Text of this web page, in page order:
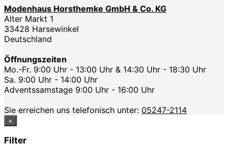
Modenhaus Horsthemke GmbH & Co. KG
Alter Markt 1
33428 Harsewinkel
Deutschland
Öffnungszeiten
Mo.-Fr. 9:00 Uhr - 13:00 Uhr & 14:30 Uhr - 18:30 Uhr
Sa. 9:00 Uhr - 14:00 Uhr
Adventssamstage 9:00 Uhr - 16:00 Uhr
Sie erreichen uns telefonisch unter: 05247-2114
×
Filter